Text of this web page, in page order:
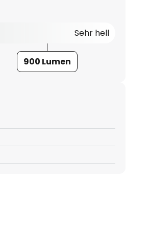
Sehr hell
900 Lumen